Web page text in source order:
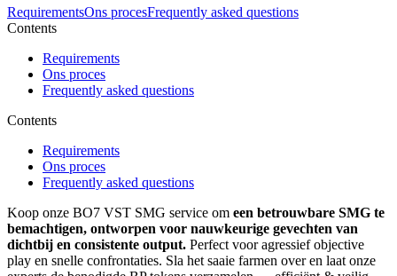
RequirementsOns procesFrequently asked questions
Contents
Requirements
Ons proces
Frequently asked questions
Contents
Requirements
Ons proces
Frequently asked questions
Koop onze BO7 VST SMG service om een betrouwbare SMG te
bemachtigen, ontworpen voor nauwkeurige gevechten van
dichtbij en consistente output. Perfect voor agressief objective
play en snelle confrontaties. Sla het saaie farmen over en laat onze